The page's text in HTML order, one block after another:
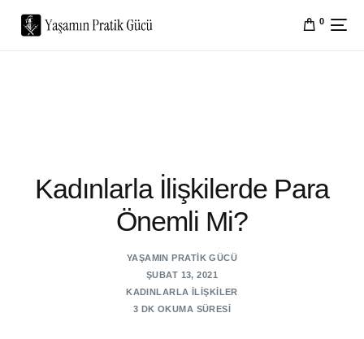
0
Kadınlarla İlişkilerde Para
Önemli Mi?
YAŞAMIN PRATIK GÜCÜ
ŞUBAT 13, 2021
KADINLARLA İLIŞKILER
3 DK OKUMA SÜRESI